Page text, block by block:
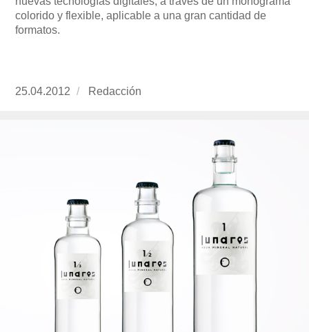
colorido y flexible, aplicable a una gran cantidad de
formatos.
Publicado
25.04.2012 https://www.experimenta.es/author/redaccion/
Redacción